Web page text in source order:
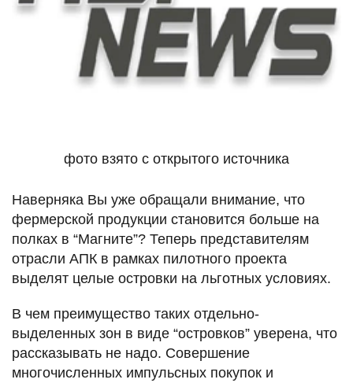
фото взято с открытого источника
Наверняка Вы уже обращали внимание, что
фермерской продукции становится больше на
полках в “Магните”? Теперь представителям
отрасли АПК в рамках пилотного проекта
выделят целые островки на льготных условиях.
В чем преимущество таких отдельно-
выделенных зон в виде “островков” уверена, что
рассказывать не надо. Совершение
многочисленных импульсных покупок и